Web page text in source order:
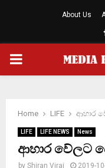
About Us
PRIMARY
Home LIFE ආහාර
LIFE LIFE NEWS News
ආහාර වේලට
by Shiran Viraj 2019-